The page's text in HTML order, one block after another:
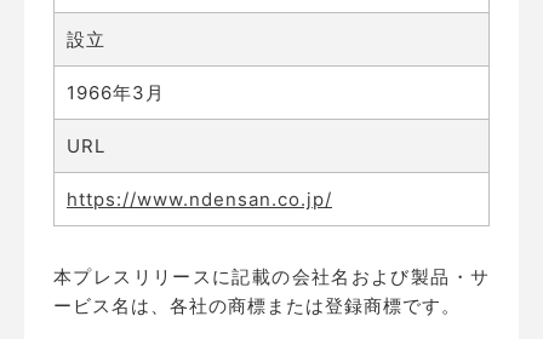
設立
1966年3月
URL
https://www.ndensan.co.jp/
本プレスリリースに記載の会社名および製品・サ
ービス名は、各社の商標または登録商標です。